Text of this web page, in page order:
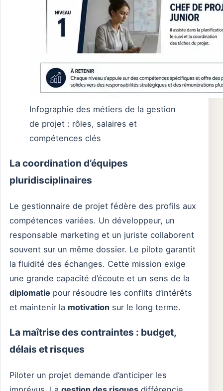
Infographie des métiers de la gestion
de projet : rôles, salaires et
compétences clés
La coordination d’équipes
pluridisciplinaires
Le gestionnaire de projet fédère des profils aux
compétences variées. Un développeur, un
responsable marketing et un juriste collaborent
souvent sur un même dossier. Le pilote garantit
la fluidité des échanges. Cette mission exige
une grande capacité d’écoute et un sens de la
diplomatie pour résoudre les conflits d’intérêts
et maintenir la motivation sur le long terme.
La maîtrise des contraintes : budget,
délais et risques
Piloter un projet demande d’anticiper les